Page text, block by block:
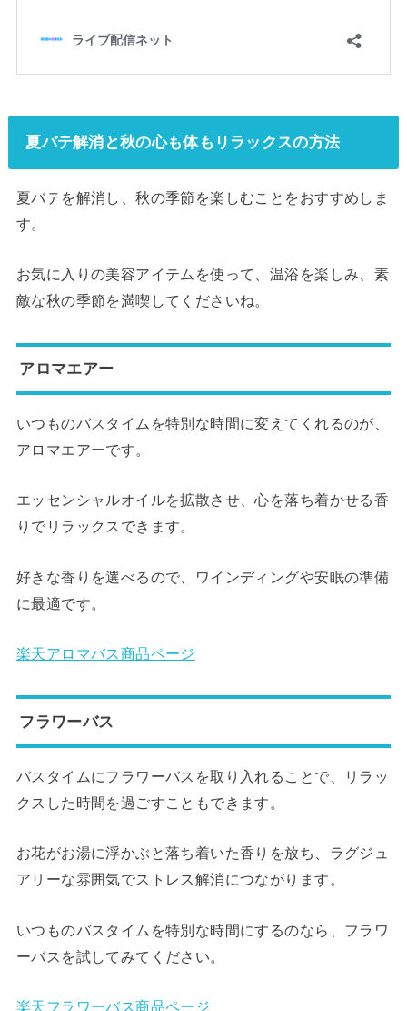
夏バテ解消と秋の心も体もリラックスの方法
夏バテを解消し、秋の季節を楽しむことをおすすめしま
す。
お気に入りの美容アイテムを使って、温浴を楽しみ、素
敵な秋の季節を満喫してくださいね。
アロマエアー
いつものバスタイムを特別な時間に変えてくれるのが、
アロマエアーです。
エッセンシャルオイルを拡散させ、心を落ち着かせる香
りでリラックスできます。
好きな香りを選べるので、ワインディングや安眠の準備
に最適です。
楽天アロマバス商品ページ
フラワーバス
バスタイムにフラワーバスを取り入れることで、リラッ
クスした時間を過ごすこともできます。
お花がお湯に浮かぶと落ち着いた香りを放ち、ラグジュ
アリーな雰囲気でストレス解消につながります。
いつものバスタイムを特別な時間にするのなら、フラワ
ーバスを試してみてください。
楽天フラワーバス商品ページ